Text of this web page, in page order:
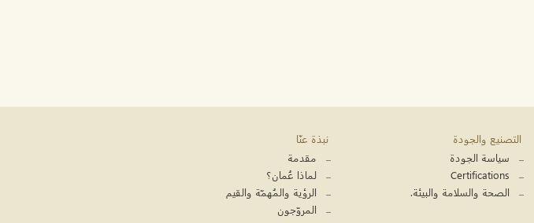
نبذة عنّا
مقدمة
لماذا عُمان؟
الرؤية والمُهمّة والقيم
المروّجون
التصنيع والجودة
سياسة الجودة
Certifications
الصحة والسلامة والبيئة.